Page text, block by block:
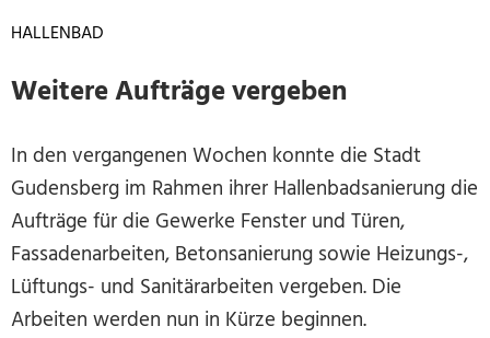
HALLENBAD
Weitere Aufträge vergeben
In den vergangenen Wochen konnte die Stadt
Gudensberg im Rahmen ihrer Hallenbadsanierung die
Aufträge für die Gewerke Fenster und Türen,
Fassadenarbeiten, Betonsanierung sowie Heizungs-,
Lüftungs- und Sanitärarbeiten vergeben. Die
Arbeiten werden nun in Kürze beginnen.